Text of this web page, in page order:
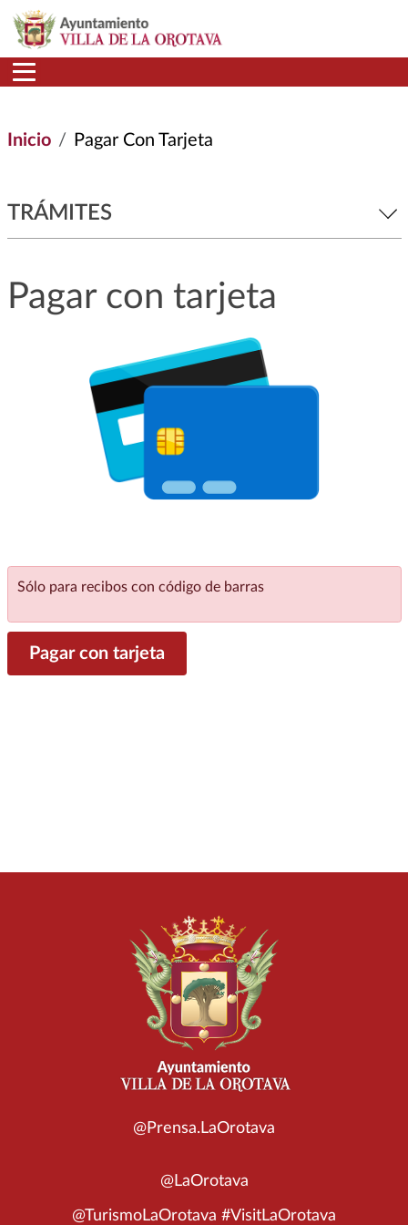
Pasar al contenido principal
Inicio Pagar Con Tarjeta
TRÁMITES
Pagar con tarjeta
Sólo para recibos con código de barras
Pagar con tarjeta
@Prensa.LaOrotava
@LaOrotava
@TurismoLaOrotava #VisitLaOrotava